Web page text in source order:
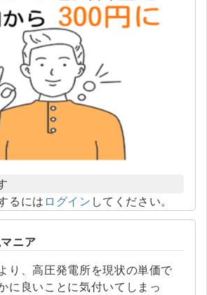
るには ログイン してください。
ニア
り、高圧発電所を現状の単価で
に良いことに気付いてしまっ